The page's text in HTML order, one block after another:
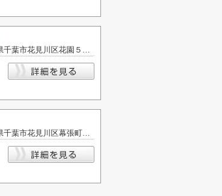
千葉県千葉市花見川区花園５丁目
千葉県千葉市花見川区幕張町４丁目